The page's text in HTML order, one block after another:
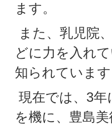
ます。
また、乳児院
どに力を入れ
知られています
現在では、3年
を機に、豊島